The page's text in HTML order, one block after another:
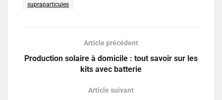
supraparticules
Article précédent
Production solaire à domicile : tout savoir sur les
kits avec batterie
Article suivant